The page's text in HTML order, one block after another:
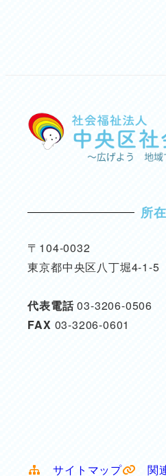
所
〒104-0032
東京都中央区八丁堀4-1-5
代表電話03-3206-0506
FAX 03-3206-0601
サイトマップ 関